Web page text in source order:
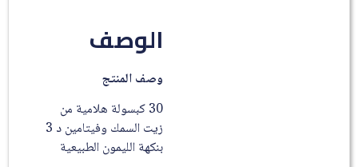
الوصف
وصف المنتج
30 كبسولة هلامية من
زيت السمك وفيتامين د 3
بنكهة الليمون الطبيعية